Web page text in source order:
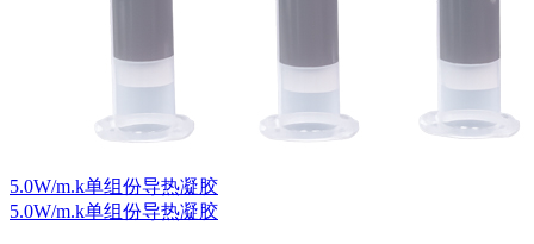
5.0W/m.k单组份导热凝胶
5.0W/m.k单组份导热凝胶